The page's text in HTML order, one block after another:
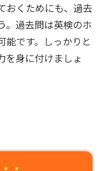
おくためにも、過去
。過去問は英検のホ
能です。しっかりと
を身に付けましょ